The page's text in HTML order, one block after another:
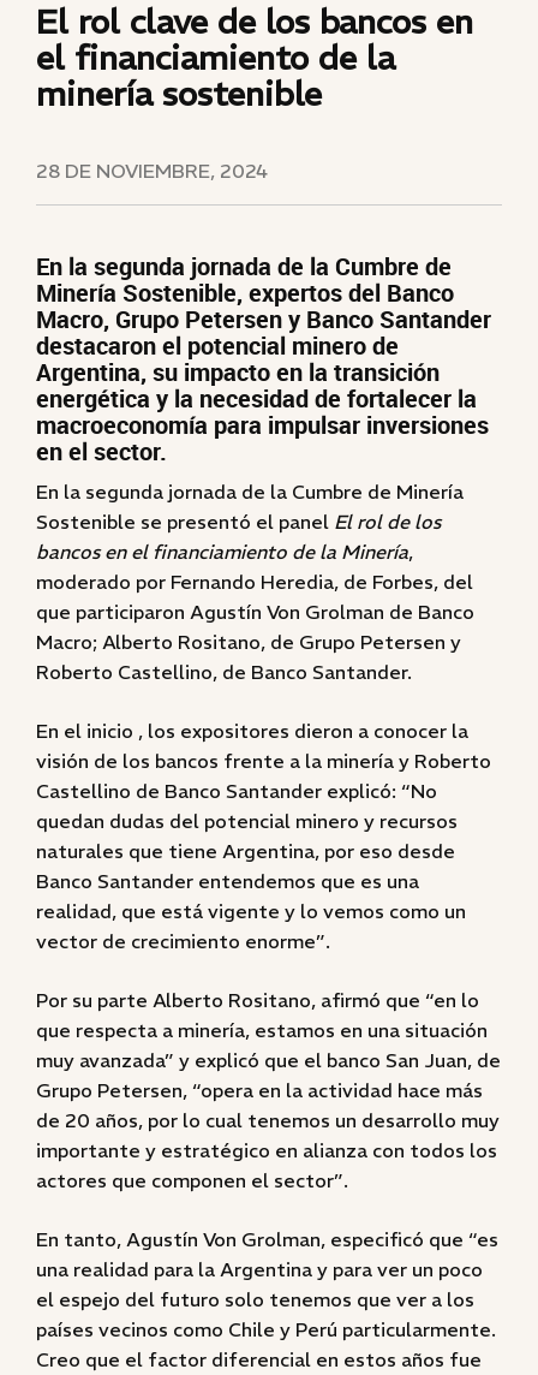
El rol clave de los bancos en
el financiamiento de la
minería sostenible
28 DE NOVIEMBRE, 2024
En la segunda jornada de la Cumbre de
Minería Sostenible, expertos del Banco
Macro, Grupo Petersen y Banco Santander
destacaron el potencial minero de
Argentina, su impacto en la transición
energética y la necesidad de fortalecer la
macroeconomía para impulsar inversiones
en el sector.
En la segunda jornada de la Cumbre de Minería
Sostenible se presentó el panel El rol de los
bancos en el financiamiento de la Minería,
moderado por Fernando Heredia, de Forbes, del
que participaron Agustín Von Grolman de Banco
Macro; Alberto Rositano, de Grupo Petersen y
Roberto Castellino, de Banco Santander.
En el inicio , los expositores dieron a conocer la
visión de los bancos frente a la minería y Roberto
Castellino de Banco Santander explicó: “No
quedan dudas del potencial minero y recursos
naturales que tiene Argentina, por eso desde
Banco Santander entendemos que es una
realidad, que está vigente y lo vemos como un
vector de crecimiento enorme”.
Por su parte Alberto Rositano, afirmó que “en lo
que respecta a minería, estamos en una situación
muy avanzada” y explicó que el banco San Juan, de
Grupo Petersen, “opera en la actividad hace más
de 20 años, por lo cual tenemos un desarrollo muy
importante y estratégico en alianza con todos los
actores que componen el sector”.
En tanto, Agustín Von Grolman, especificó que “es
una realidad para la Argentina y para ver un poco
el espejo del futuro solo tenemos que ver a los
países vecinos como Chile y Perú particularmente.
Creo que el factor diferencial en estos años fue